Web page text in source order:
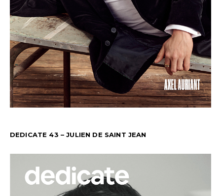
DEDICATE 43 – JULIEN DE SAINT JEAN